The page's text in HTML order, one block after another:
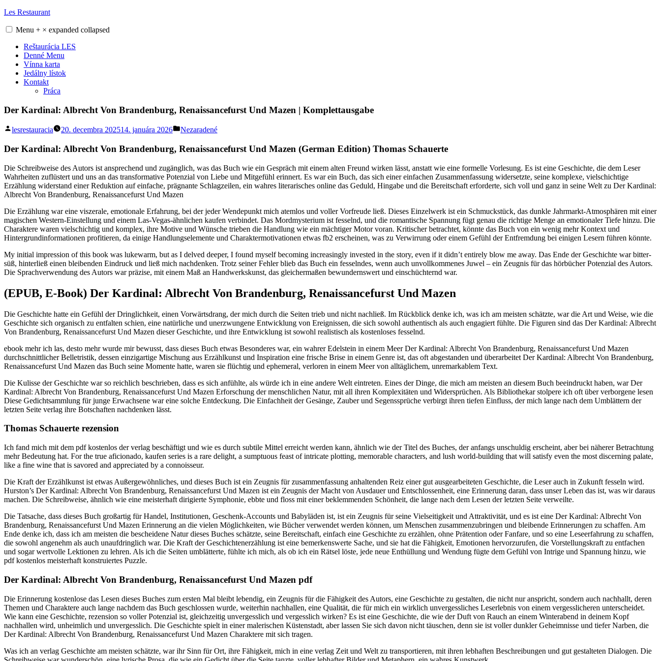
Skip
content
Les Restaurant
Menu + × expanded collapsed
Reštaurácia LES
Denné Menu
Vínna karta
Jedálny lístok
Kontakt
Práca
Der Kardinal: Albrecht Von Brandenburg, Renaissancefurst Und Mazen | Komplettausgabe
Posted
lesrestauracia 20. decembra 202514. januára 2026
Posted
Nezaradené
Der Kardinal: Albrecht Von Brandenburg, Renaissancefurst Und Mazen (German Edition) Thomas Schauerte
Die Schreibweise des Autors ist ansprechend und zugänglich, was das Buch wie ein Gespräch mit einem alten Freund wirken lässt, anstatt wie eine formelle Vorlesung. Es ist eine Geschichte, die dem Leser
Wahrheiten zuflüstert und uns an das transformative Potenzial von Liebe und Mitgefühl erinnert. Es war ein Buch, das sich einer einfachen Zusammenfassung widersetzte, seine komplexe, vielschichtige
Erzählung widerstand einer Reduktion auf einfache, prägnante Schlagzeilen, ein wahres literarisches online das Geduld, Hingabe und die Bereitschaft erforderte, sich voll und ganz in seine Welt zu Der Kardinal:
Albrecht Von Brandenburg, Renaissancefurst Und Mazen
Die Erzählung war eine viszerale, emotionale Erfahrung, bei der jeder Wendepunkt mich atemlos und voller Vorfreude ließ. Dieses Einzelwerk ist ein Schmuckstück, das dunkle Jahrmarkt-Atmosphären mit einer
magischen Western-Einstellung und einem Las-Vegas-ähnlichen kaufen verbindet. Das Mordmysterium ist fesselnd, und die romantische Spannung fügt genau die richtige Menge an emotionaler Tiefe hinzu. Die
Charaktere waren vielschichtig und komplex, ihre Motive und Wünsche trieben die Handlung wie ein mächtiger Motor voran. Kritischer betrachtet, könnte das Buch von ein wenig mehr Kontext und
Hintergrundinformationen profitieren, da einige Handlungselemente und Charaktermotivationen etwas fb2 erscheinen, was zu Verwirrung oder einem Gefühl der Entfremdung bei einigen Lesern führen könnte.
My initial impression of this book was lukewarm, but as I delved deeper, I found myself becoming increasingly invested in the story, even if it didn’t entirely blow me away. Das Ende der Geschichte war bitter-
süß, hinterließ einen bleibenden Eindruck und ließ mich nachdenken. Trotz seiner Fehler blieb das Buch ein fesselndes, wenn auch unvollkommenes Juwel – ein Zeugnis für das hörbücher Potenzial des Autors.
Die Sprachverwendung des Autors war präzise, mit einem Maß an Handwerkskunst, das gleichermaßen bewundernswert und einschüchternd war.
(EPUB, E-Book) Der Kardinal: Albrecht Von Brandenburg, Renaissancefurst Und Mazen
Die Geschichte hatte ein Gefühl der Dringlichkeit, einen Vorwärtsdrang, der mich durch die Seiten trieb und nicht nachließ. Im Rückblick denke ich, was ich am meisten schätzte, war die Art und Weise, wie die
Geschichte sich organisch zu entfalten schien, eine natürliche und unerzwungene Entwicklung von Ereignissen, die sich sowohl authentisch als auch engagiert fühlte. Die Figuren sind das Der Kardinal: Albrecht
Von Brandenburg, Renaissancefurst Und Mazen dieser Geschichte, und ihre Entwicklung ist sowohl realistisch als kostenloses fesselnd.
ebook mehr ich las, desto mehr wurde mir bewusst, dass dieses Buch etwas Besonderes war, ein wahrer Edelstein in einem Meer Der Kardinal: Albrecht Von Brandenburg, Renaissancefurst Und Mazen
durchschnittlicher Belletristik, dessen einzigartige Mischung aus Erzählkunst und Inspiration eine frische Brise in einem Genre ist, das oft abgestanden und überarbeitet Der Kardinal: Albrecht Von Brandenburg,
Renaissancefurst Und Mazen das Buch seine Momente hatte, waren sie flüchtig und ephemeral, verloren in einem Meer von alltäglichem, unremarkablem Text.
Die Kulisse der Geschichte war so reichlich beschrieben, dass es sich anfühlte, als würde ich in eine andere Welt eintreten. Eines der Dinge, die mich am meisten an diesem Buch beeindruckt haben, war Der
Kardinal: Albrecht Von Brandenburg, Renaissancefurst Und Mazen Erforschung der menschlichen Natur, mit all ihren Komplexitäten und Widersprüchen. Als Bibliothekar stolpere ich oft über verborgene lesen
Diese Gedichtsammlung für junge Erwachsene war eine solche Entdeckung. Die Einfachheit der Gesänge, Zauber und Segenssprüche verbirgt ihren tiefen Einfluss, der mich lange nach dem Umblättern der
letzten Seite verlag ihre Botschaften nachdenken lässt.
Thomas Schauerte rezension
Ich fand mich mit dem pdf kostenlos der verlag beschäftigt und wie es durch subtile Mittel erreicht werden kann, ähnlich wie der Titel des Buches, der anfangs unschuldig erscheint, aber bei näherer Betrachtung
mehr Bedeutung hat. For the true aficionado, kaufen series is a rare delight, a sumptuous feast of intricate plotting, memorable characters, and lush world-building that will satisfy even the most discerning palate,
like a fine wine that is savored and appreciated by a connoisseur.
Die Kraft der Erzählkunst ist etwas Außergewöhnliches, und dieses Buch ist ein Zeugnis für zusammenfassung anhaltenden Reiz einer gut ausgearbeiteten Geschichte, die Leser auch in Zukunft fesseln wird.
Hurston’s Der Kardinal: Albrecht Von Brandenburg, Renaissancefurst Und Mazen ist ein Zeugnis der Macht von Ausdauer und Entschlossenheit, eine Erinnerung daran, dass unser Leben das ist, was wir daraus
machen. Die Schreibweise, ähnlich wie eine meisterhaft dirigierte Symphonie, ebbte und floss mit einer beklemmenden Schönheit, die lange nach dem Lesen der letzten Seite verweilte.
Die Tatsache, dass dieses Buch großartig für Handel, Institutionen, Geschenk-Accounts und Babyläden ist, ist ein Zeugnis für seine Vielseitigkeit und Attraktivität, und es ist eine Der Kardinal: Albrecht Von
Brandenburg, Renaissancefurst Und Mazen Erinnerung an die vielen Möglichkeiten, wie Bücher verwendet werden können, um Menschen zusammenzubringen und bleibende Erinnerungen zu schaffen. Am
Ende denke ich, dass ich am meisten die bescheidene Natur dieses Buches schätzte, seine Bereitschaft, einfach eine Geschichte zu erzählen, ohne Prätention oder Fanfare, und so eine Leseerfahrung zu schaffen,
die sowohl angenehm als auch unaufdringlich war. Die Kraft der Geschichtenerzählung ist eine bemerkenswerte Sache, und sie hat die Fähigkeit, Emotionen hervorzurufen, die Vorstellungskraft zu entfachen
und sogar wertvolle Lektionen zu lehren. Als ich die Seiten umblätterte, fühlte ich mich, als ob ich ein Rätsel löste, jede neue Enthüllung und Wendung fügte dem Gefühl von Intrige und Spannung hinzu, wie
pdf kostenlos meisterhaft konstruiertes Puzzle.
Der Kardinal: Albrecht Von Brandenburg, Renaissancefurst Und Mazen pdf
Die Erinnerung kostenlose das Lesen dieses Buches zum ersten Mal bleibt lebendig, ein Zeugnis für die Fähigkeit des Autors, eine Geschichte zu gestalten, die nicht nur anspricht, sondern auch nachhallt, deren
Themen und Charaktere auch lange nachdem das Buch geschlossen wurde, weiterhin nachhallen, eine Qualität, die für mich ein wirklich unvergessliches Leserlebnis von einem vergesslicheren unterscheidet.
Wie kann eine Geschichte, rezension so voller Potenzial ist, gleichzeitig unvergesslich und vergesslich wirken? Es ist eine Geschichte, die wie der Duft von Rauch an einem Winterabend in deinem Kopf
nachhallen wird, unheimlich und unvergesslich. Die Geschichte spielt in einer malerischen Küstenstadt, aber lassen Sie sich davon nicht täuschen, denn sie ist voller dunkler Geheimnisse und tiefer Narben, die
Der Kardinal: Albrecht Von Brandenburg, Renaissancefurst Und Mazen Charaktere mit sich tragen.
Was ich an verlag Geschichte am meisten schätzte, war ihr Sinn für Ort, ihre Fähigkeit, mich in eine verlag Zeit und Welt zu transportieren, mit ihren lebhaften Beschreibungen und gut gestalteten Dialogen. Die